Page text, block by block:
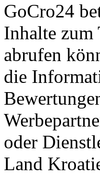
GoCro24
Inhalte zum
abrufen
die
oder
Land